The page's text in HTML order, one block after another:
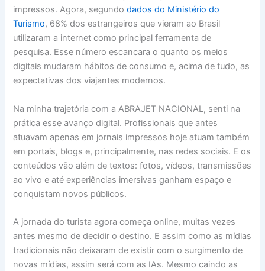
impressos. Agora, segundodados do Ministério do
Turismo, 68% dos estrangeiros que vieram ao Brasil
utilizaram a internet como principal ferramenta de
pesquisa. Esse número escancara o quanto os meios
digitais mudaram hábitos de consumo e, acima de tudo, as
expectativas dos viajantes modernos.
Na minha trajetória com a ABRAJET NACIONAL, senti na
prática esse avanço digital. Profissionais que antes
atuavam apenas em jornais impressos hoje atuam também
em portais, blogs e, principalmente, nas redes sociais. E os
conteúdos vão além de textos: fotos, vídeos, transmissões
ao vivo e até experiências imersivas ganham espaço e
conquistam novos públicos.
A jornada do turista agora começa online, muitas vezes
antes mesmo de decidir o destino. E assim como as mídias
tradicionais não deixaram de existir com o surgimento de
novas mídias, assim será com as IAs. Mesmo caindo as